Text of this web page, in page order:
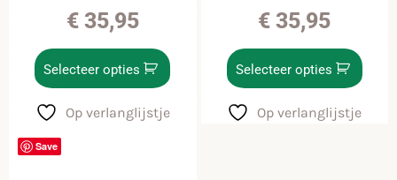
€35,95
Selecteer opties
Op verlanglijstje
€ 35,95
Selecteer opties
Op verlanglijstje
Save